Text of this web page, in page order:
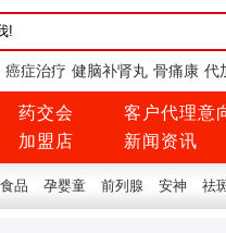
癌症治疗 健脑补肾丸 骨痛康 代
药交会
加盟店
客户代理意
新闻资讯
品 孕婴童 前列腺 安神 祛